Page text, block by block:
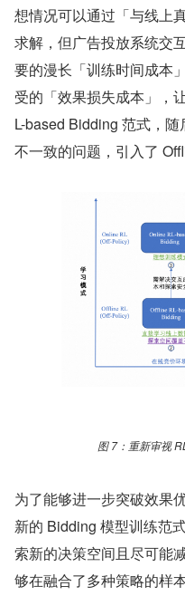
想情况可以通过「与线上
求解，但广告投放系统交
要的漫长「训练时间成本
受的「效果损失成本」，
L-based Bidding 范式，
不一致的问题，引入了
图 7：重新审视
为了能够进一步突破效果
新的 Bidding 模型训练范
索新的决策空间且尽可能
够在融合了多种策略的样